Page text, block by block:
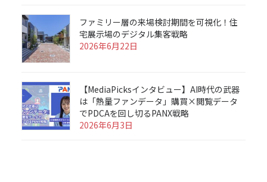
ファミリー層の来場検討期間を可視化！住
宅展示場のデジタル集客戦略
2026年6月22日
【MediaPicksインタビュー】AI時代の武器
は「熱量ファンデータ」購買×閲覧データ
でPDCAを回し切るPANX戦略
2026年6月3日